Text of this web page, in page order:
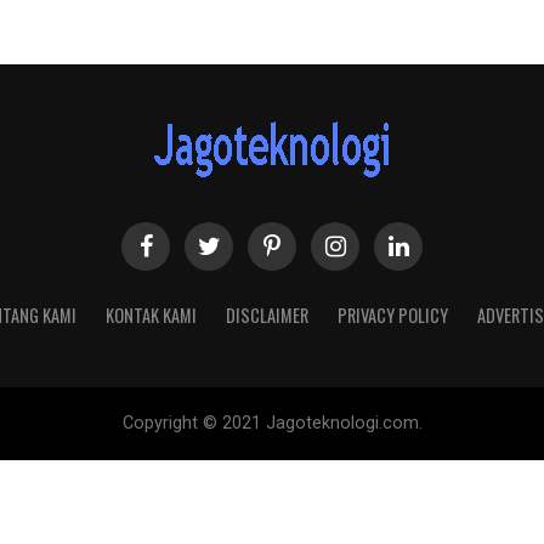
KAMI KONTAK KAMI DISCLAIMER PRIVACY POLICY
Copyright © 2021 Jagoteknologi.com.